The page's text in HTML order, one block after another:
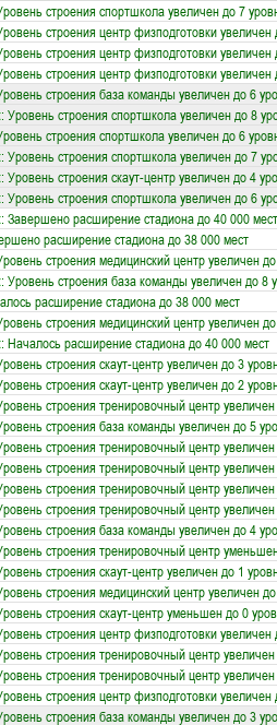
строения спортшкола увеличен до 7
строения центр физподготовки увеличен
строения центр физподготовки увеличен
строения центр физподготовки увеличен
строения база команды увеличен до 6
: Уровень строения спортшкола увеличен до 8
строения спортшкола увеличен до 6
: Уровень строения спортшкола увеличен до 7
: Уровень строения скаут-центр увеличен до 4
: Уровень строения спортшкола увеличен до 6
: Завершено расширение стадиона до 40 000 мест
расширение стадиона до 38 000 мест
строения медицинский центр увеличен
: Уровень строения база команды увеличен до 8
расширение стадиона до 38 000 мест
строения медицинский центр увеличен
: Началось расширение стадиона до 40 000 мест
строения скаут-центр увеличен до 3
строения скаут-центр увеличен до 2
строения тренировочный центр
строения база команды увеличен до 5
строения тренировочный центр
строения тренировочный центр
строения тренировочный центр
строения тренировочный центр
строения база команды увеличен до 4
строения тренировочный центр
строения скаут-центр увеличен до 1
строения медицинский центр увеличен
строения скаут-центр уменьшен до 0
строения центр физподготовки увеличен
строения тренировочный центр
строения тренировочный центр
строения центр физподготовки увеличен
строения база команды увеличен до 3